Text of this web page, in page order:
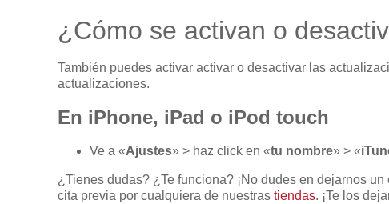
¿Cómo se activan o
También puedes activar activar o desactivar las
actualizaciones.
En iPhone, iPad o iPod touch
Ve a «Ajustes» > haz click en «tu nombre» > «
¿Tienes dudas? ¿Te funciona? ¡No dudes en dejarnos
cita previa por cualquiera de nuestras tiendas. ¡Te los